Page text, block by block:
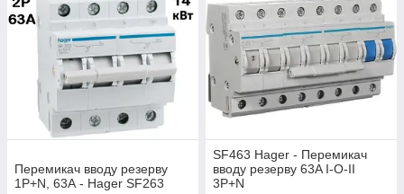
Перемикач вводу резерву
1P+N, 63А - Hager SF263
SF463 Hager - Перемикач
вводу резерву 63A I-O-II
3P+N